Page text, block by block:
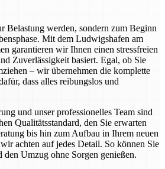
Belastung werden, sondern zum Beginn
Mit dem Ludwigshafen am
garantieren wir Ihnen einen stressfreien
Zuverlässigkeit basiert. Egal, ob Sie
– wir übernehmen die komplette
dass alles reibungslos und
und unser professionelles Team sind
Qualitätsstandard, den Sie erwarten
bis hin zum Aufbau in Ihrem neuen
achten auf jedes Detail. So können Sie
den Umzug ohne Sorgen genießen.